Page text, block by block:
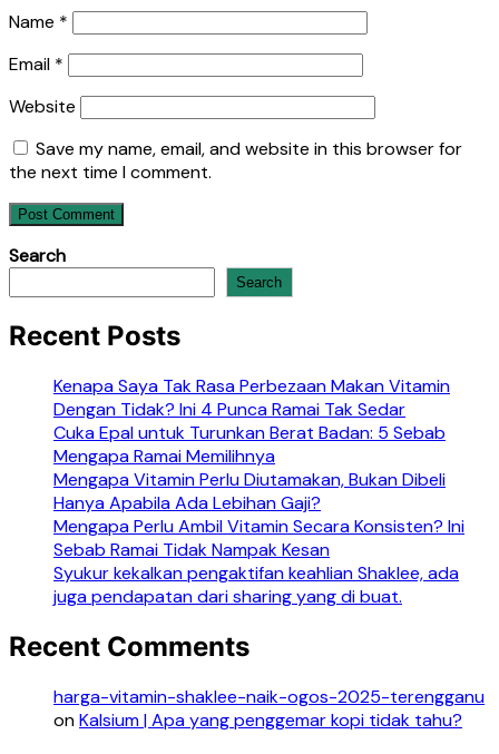
Name *
Email *
Website
Save my name, email, and website in this browser for
the next time I comment.
Search
Search
Recent Posts
Kenapa Saya Tak Rasa Perbezaan Makan Vitamin
Dengan Tidak? Ini 4 Punca Ramai Tak Sedar
Cuka Epal untuk Turunkan Berat Badan: 5 Sebab
Mengapa Ramai Memilihnya
Mengapa Vitamin Perlu Diutamakan, Bukan Dibeli
Hanya Apabila Ada Lebihan Gaji?
Mengapa Perlu Ambil Vitamin Secara Konsisten? Ini
Sebab Ramai Tidak Nampak Kesan
Syukur kekalkan pengaktifan keahlian Shaklee, ada
juga pendapatan dari sharing yang di buat.
Recent Comments
harga-vitamin-shaklee-naik-ogos-2025-terengganu
onKalsium | Apa yang penggemar kopi tidak tahu?